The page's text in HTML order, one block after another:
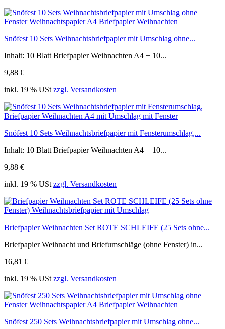
Snöfest 10 Sets Weihnachtsbriefpapier mit Umschlag ohne...
Inhalt: 10 Blatt Briefpapier Weihnachten A4 + 10...
9,88 €
inkl. 19 % USt zzgl. Versandkosten
Snöfest 10 Sets Weihnachtsbriefpapier mit Fensterumschlag,...
Inhalt: 10 Blatt Briefpapier Weihnachten A4 + 10...
9,88 €
inkl. 19 % USt zzgl. Versandkosten
Briefpapier Weihnachten Set ROTE SCHLEIFE (25 Sets ohne...
Briefpapier Weihnacht und Briefumschläge (ohne Fenster) in...
16,81 €
inkl. 19 % USt zzgl. Versandkosten
Snöfest 250 Sets Weihnachtsbriefpapier mit Umschlag ohne...